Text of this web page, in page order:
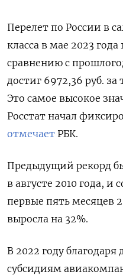
Перелет по России в
класса в мае 2023
сравнению с
достиг 6972,36 руб.
Это самое высокое
Росстат начал
отмечает РБК.
Предыдущий рекорд
в августе 2010 года, и
первые пять месяцев
выросла на 32%.
В 2022 году
субсидиям